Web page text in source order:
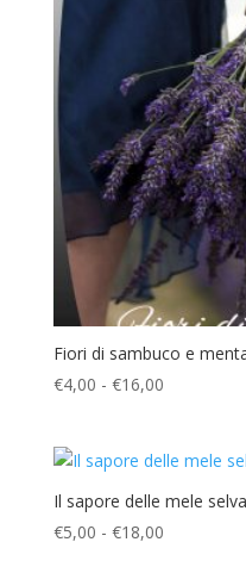
Fiori di sambuco e
€4,00 - €16,00Fascia
da
€4,00
Il sapore delle mele
€5,00 - €18,00Fascia